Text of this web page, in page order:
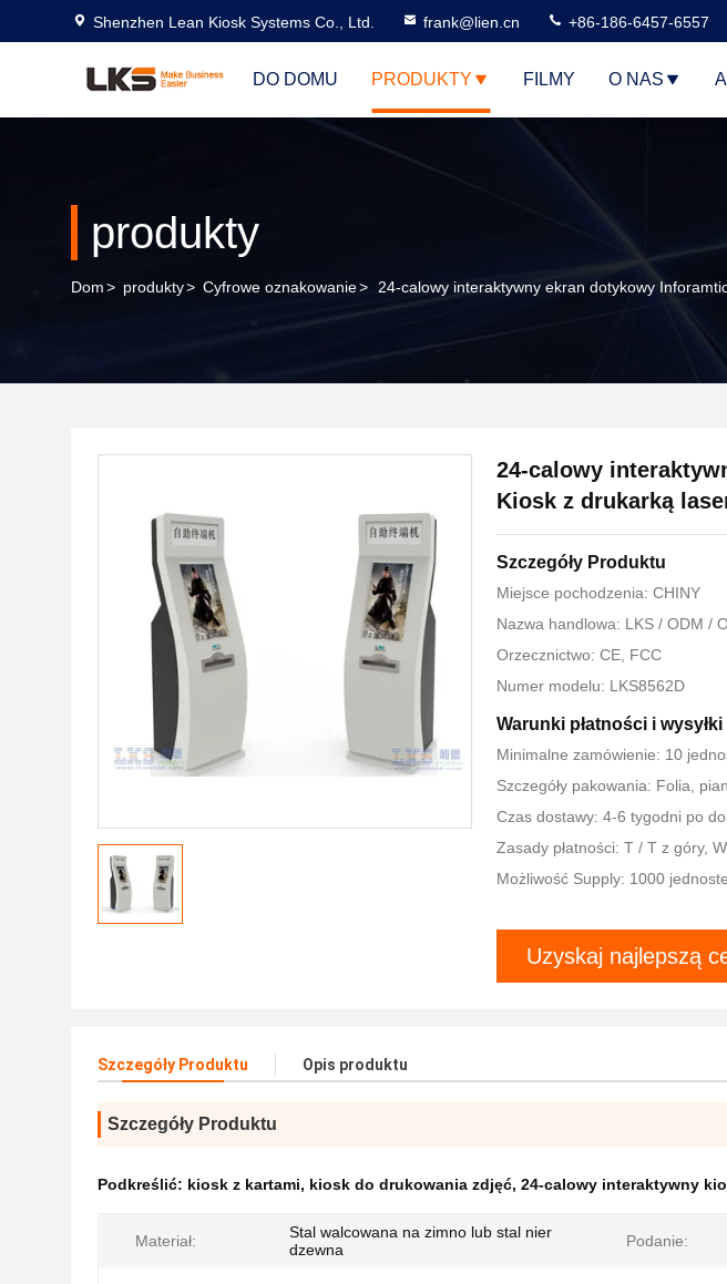
Shenzhen Lean Kiosk Systems Co., Ltd. frank@lien.cn +86-186-6457-6557
DO DOMU PRODUKTY FILMY O NAS
produkty
Dom> produkty> Cyfrowe oznakowanie> 24-calowy interaktywny ekran dotykowy
24-calowy
Kiosk z drukarką
Szczegóły Produktu
Miejsce pochodzenia: CHINY
Nazwa handlowa: LKS / ODM /
Orzecznictwo: CE, FCC
Numer modelu: LKS8562D
Warunki płatności i wysyłki
Minimalne zamówienie: 10
Szczegóły pakowania: Folia,
Czas dostawy: 4-6 tygodni po
Zasady płatności: T / T z góry,
Możliwość Supply: 1000
Uzyskaj najlepszą
Szczegóły Produktu Opis produktu
Szczegóły Produktu
Podkreślić: kiosk z kartami, kiosk do drukowania zdjęć, 24-calowy interaktywny
Materiał:
Stal walcowana na zimno lub stal nier
dzewna
Podanie: